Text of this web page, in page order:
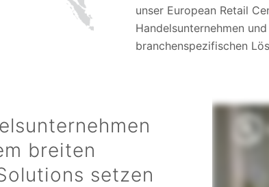
unser European Retail
Handelsunternehmen
branchenspezifischen
breiten
setzen